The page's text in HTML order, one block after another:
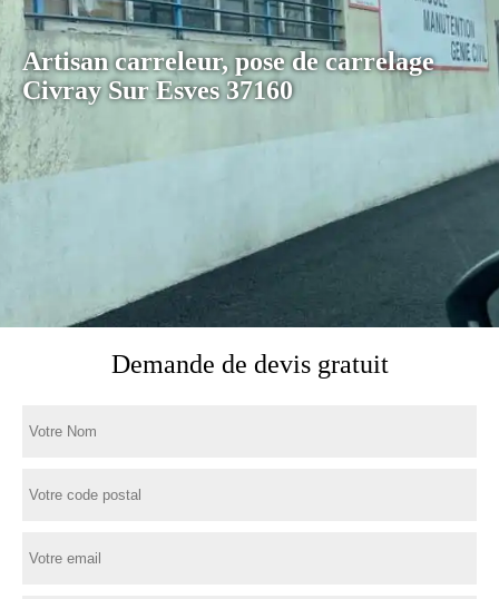
Artisan carreleur, pose de carrelage
Civray Sur Esves 37160
Demande de devis gratuit